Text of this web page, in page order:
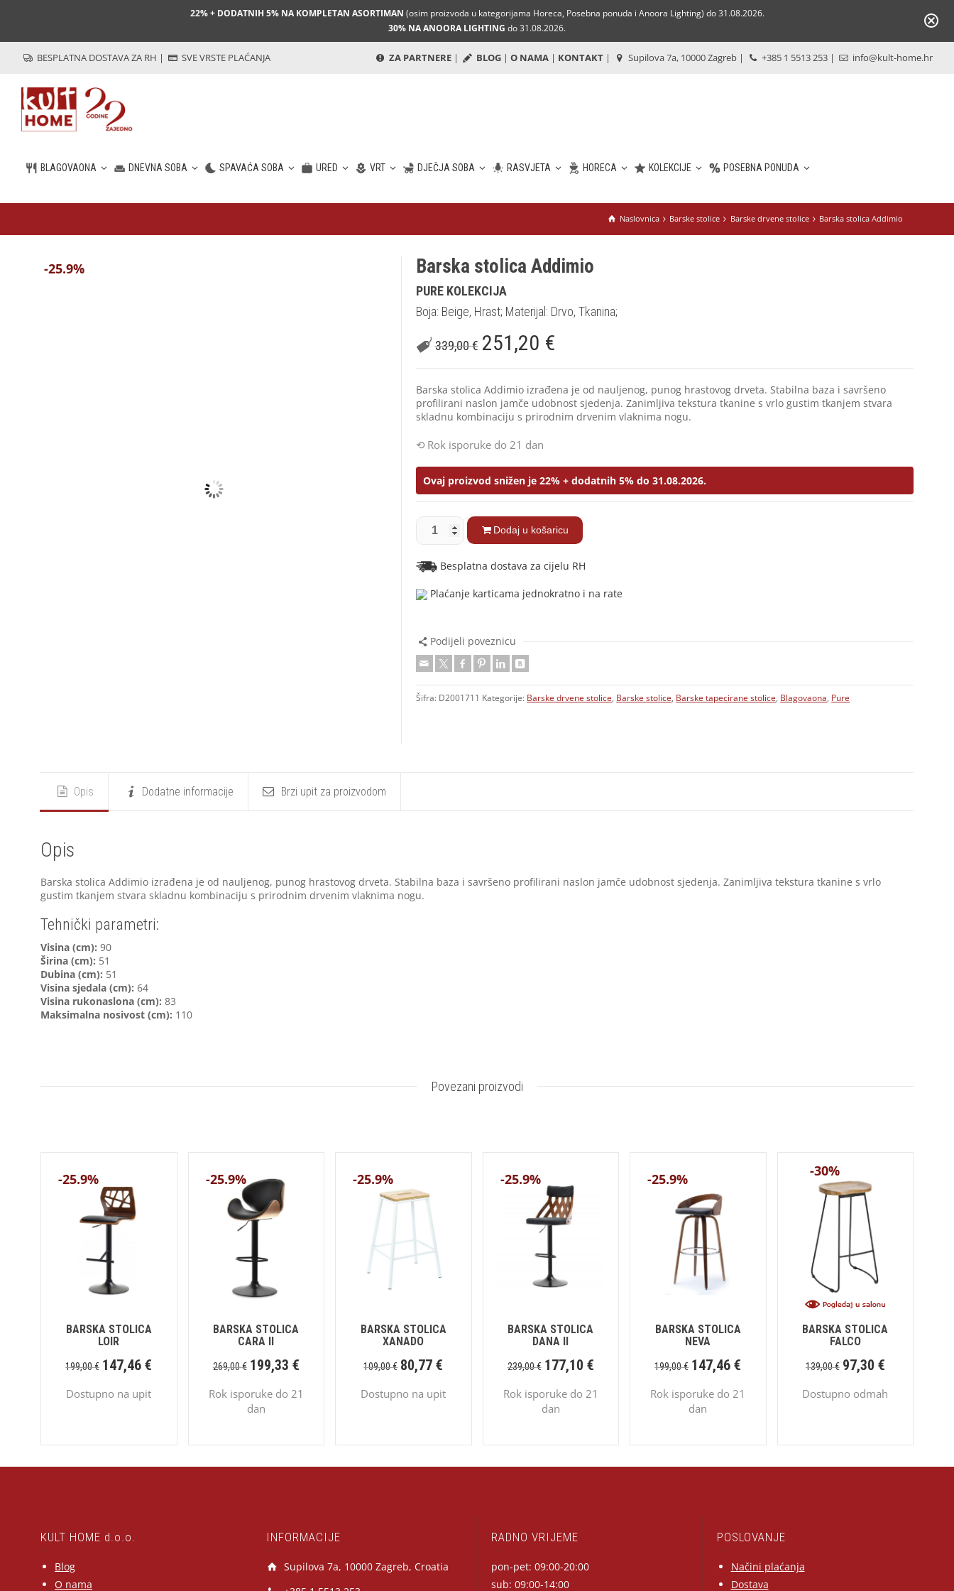
22% + DODATNIH 5% NA KOMPLETAN ASORTIMAN (osim proizvoda u kategorijama Horeca, Posebna ponuda i Anoora Lighting) do 31.08.2026.
30% NA ANOORA LIGHTING do 31.08.2026.
BESPLATNA DOSTAVA ZA RH | SVE VRSTE PLAĆANJA ZA PARTNERE | BLOG | O NAMA | KONTAKT | Supilova 7a, 10000 Zagreb | +385 1 5513 253 | info@kult-home.hr
BLAGOVAONA DNEVNA SOBA SPAVAĆA SOBA URED VRT DJEČJA SOBA RASVJETA HORECA KOLEKCIJE POSEBNA PONUDA
HR
Naslovnica Barske stolice Barske drvene stolice Barska stolica Addimio
-25.9% Barska stolica Addimio
PURE KOLEKCIJA
Boja: Beige, Hrast; Materijal: Drvo, Tkanina;
339,00€ 251,20 €
Barska stolica Addimio izrađena je od nauljenog, punog hrastovog drveta. Stabilna baza i savršeno
profilirani naslon jamče udobnost sjedenja. Zanimljiva tekstura tkanine s vrlo gustim tkanjem stvara
skladnu kombinaciju s prirodnim drvenim vlaknima nogu.
Rok isporuke do 21 dan
Ovaj proizvod snižen je 22% + dodatnih 5% do 31.08.2026.
Dodaj u košaricu
Besplatna dostava za cijelu RH
Plaćanje karticama jednokratno i na rate
Podijeli poveznicu
Šifra: D2001711 Kategorije: Barske drvene stolice, Barske stolice, Barske tapecirane stolice, Blagovaona, Pure
Opis Dodatne informacije Brzi upit za proizvodom
Opis
Barska stolica Addimio izrađena je od nauljenog, punog hrastovog drveta. Stabilna baza i savršeno profilirani naslon jamče udobnost sjedenja. Zanimljiva tekstura tkanine s vrlo
gustim tkanjem stvara skladnu kombinaciju s prirodnim drvenim vlaknima nogu.
Tehnički parametri:
Visina (cm): 90
Širina (cm): 51
Dubina (cm): 51
Visina sjedala (cm): 64
Visina rukonaslona (cm): 83
Maksimalna nosivost (cm): 110
Povezani proizvodi
-25.9%
BARSKA STOLICA
LOIR
199,00€ 147,46€
Dostupno na upit
-25.9%
BARSKA STOLICA
CARA II
269,00€ 199,33 €
Rok isporuke do 21
dan
-25.9%
BARSKA STOLICA
XANADO
109,00€ 80,77€
Dostupno na upit
-25.9%
BARSKA STOLICA
DANA II
239,00€ 177,10 €
Rok isporuke do 21
dan
-25.9%
BARSKA STOLICA
NEVA
199,00€ 147,46€
Rok isporuke do 21
dan
-30%
BARSKA STOLICA
FALCO
139,00€ 97,30 €
Dostupno odmah
KULT HOME d.o.o.
Blog
O nama
INFORMACIJE
Supilova 7a, 10000 Zagreb, Croatia
RADNO VRIJEME
pon-pet: 09:00-20:00
sub: 09:00-14:00
POSLOVANJE
Načini plaćanja
Dostava